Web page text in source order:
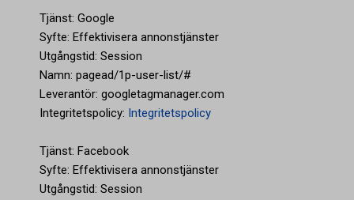
Tjänst: Google
Syfte: Effektivisera annonstjänster
Utgångstid: Session
Namn: pagead/1p-user-list/#
Leverantör: googletagmanager.com
Integritetspolicy: Integritetspolicy
Tjänst: Facebook
Syfte: Effektivisera annonstjänster
Utgångstid: Session